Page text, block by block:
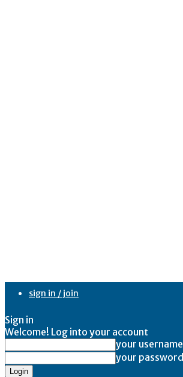
sign in / join
Sign in
Welcome! Log into your account
your username
your password